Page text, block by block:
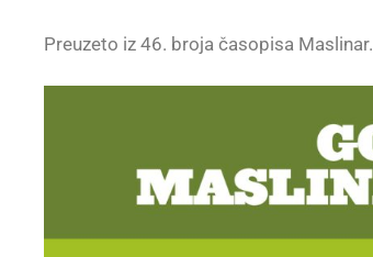
Preuzeto iz 46. broja časopisa Maslinar.